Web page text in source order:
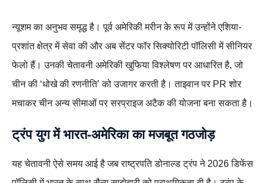
न्यूशम का अनुभव समृद्ध है। पूर्व अमेरिकी मरीन के रूप में उन्होंने एशिया-
प्रशांत क्षेत्र में सेवा की और अब सेंटर फॉर सिक्योरिटी पॉलिसी में सीनियर
फेलो हैं। उनकी चेतावनी अमेरिकी खुफिया विश्लेषण पर आधारित है, जो
चीन की ‘धोखे की रणनीति’ को उजागर करती है। ताइवान पर PR शोर
मचाकर चीन अन्य सीमाओं पर सरप्राइज अटैक की योजना बना सकता है।
ट्रंप युग में भारत-अमेरिका का मजबूत गठजोड़
यह चेतावनी ऐसे समय आई है जब राष्ट्रपति डोनाल्ड ट्रंप ने 2026 डिफेंस